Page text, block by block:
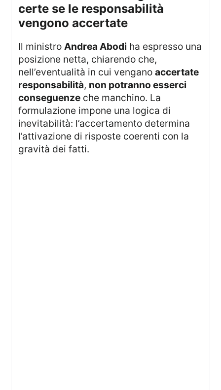
certe se le responsabilità
vengono accertate
Il ministro Andrea Abodi ha espresso una
posizione netta, chiarendo che,
nell’eventualità in cui venganoaccertate
responsabilità, non potranno esserci
conseguenze che manchino. La
formulazione impone una logica di
inevitabilità: l’accertamento determina
l’attivazione di risposte coerenti con la
gravità dei fatti.